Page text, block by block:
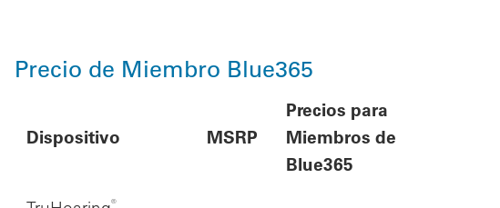
Precio de Miembro Blue365
Dispositivo MSRP
Precios para
Miembros de
Blue365
®